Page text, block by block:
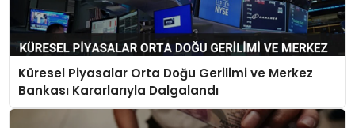
Küresel Piyasalar Orta Doğu Gerilimi ve Merkez
Bankası Kararlarıyla Dalgalandı